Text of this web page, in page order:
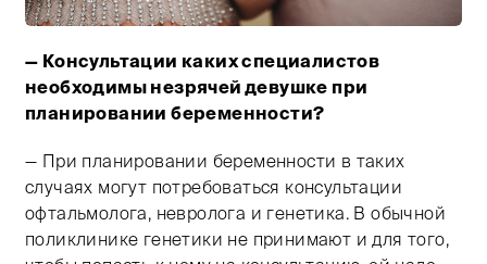
Тифлокомментарий: цветная фотография. Рядом
— Консультации каких специалистов
необходимы незрячей девушке при
планировании беременности?
— При планировании беременности в таких
случаях могут потребоваться консультации
офтальмолога, невролога и генетика. В обычной
поликлинике генетики не принимают и для того,